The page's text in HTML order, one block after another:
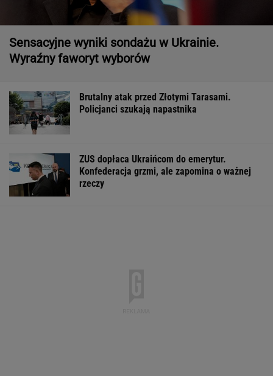
Sensacyjne wyniki sondażu w Ukrainie.
Wyraźny faworyt wyborów
Brutalny atak przed Złotymi Tarasami.
Policjanci szukają napastnika
ZUS dopłaca Ukraińcom do emerytur.
Konfederacja grzmi, ale zapomina o ważnej
rzeczy